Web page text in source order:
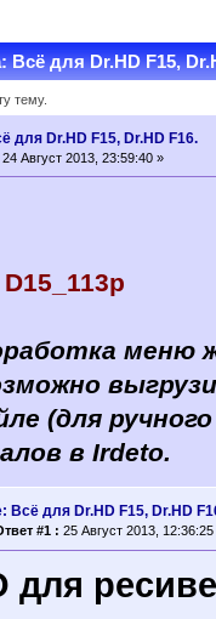
Всё для Dr.HD F15,
тему.
для Dr.HD F15, Dr.HD F16.
24 Август 2013, 23:59:40 »
меню
(для
в Irdeto.
Всё для Dr.HD F15, Dr.HD
#1 : 25 Август 2013, 12:36:25
для